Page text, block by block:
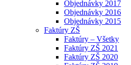
Objednávky 2017
Objednávky 2016
Objednávky 2015
Faktúry ZŠ
Faktúry – Všetky
Faktúry ZŠ 2021
Faktúry ZŠ 2020